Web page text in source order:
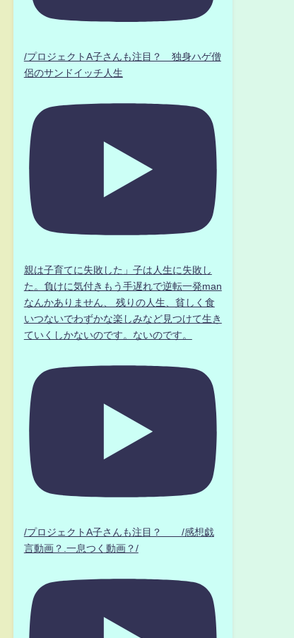
/プロジェクトA子さんも注目？ 独身ハゲ僧
侶のサンドイッチ人生
親は子育てに失敗した」子は人生に失敗し
た。負けに気付きもう手遅れで逆転一発man
なんかありません、 残りの人生、貧しく食
いつないでわずかな楽しみなど見つけて生き
ていくしかないのです。ないのです。
/プロジェクトA子さんも注目？ /感想戯
言動画？.一息つく動画？/